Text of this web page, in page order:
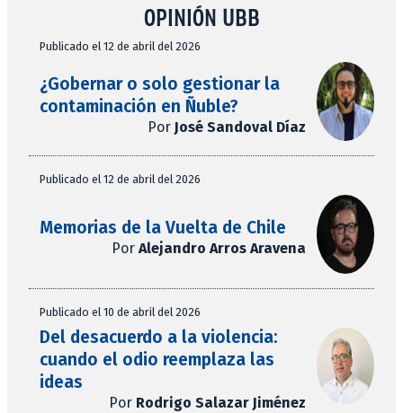
OPINIÓN UBB
Publicado el 12 de abril del 2026
¿Gobernar o solo gestionar la
contaminación en Ñuble?
Por José Sandoval Díaz
Publicado el 12 de abril del 2026
Memorias de la Vuelta de Chile
Por Alejandro Arros Aravena
Publicado el 10 de abril del 2026
Del desacuerdo a la violencia:
cuando el odio reemplaza las
ideas
Por Rodrigo Salazar Jiménez